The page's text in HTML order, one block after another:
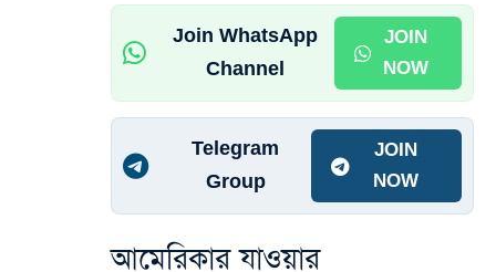
Join WhatsApp
Channel
JOIN
NOW
Telegram
Group
JOIN
NOW
আমেরিকার যাওয়ার